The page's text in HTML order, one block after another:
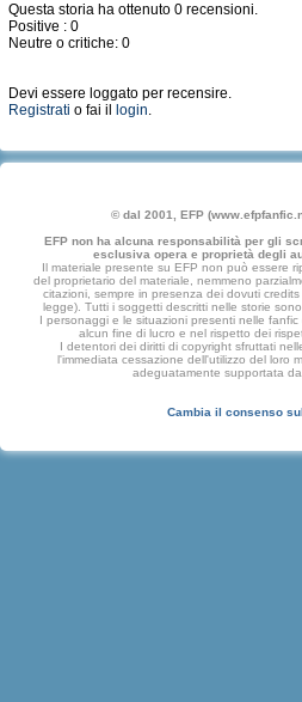
Questa storia ha ottenuto 0 recensioni.
Positive : 0
Neutre o critiche: 0
Devi essere loggato per recensire.
Registrati o fai il login.
© dal 2001, EFP
EFP non ha alcuna responsabilità per gli
esclusiva opera e proprietà degli
Il materiale presente su EFP non può essere
del proprietario del materiale, nemmeno
citazioni, sempre in presenza dei dovuti
legge). Tutti i soggetti descritti nelle storie
I personaggi e le situazioni presenti nelle
alcun fine di lucro e nel rispetto dei
I detentori dei diritti di copyright sfruttati
l'immediata cessazione dell'utilizzo del loro
adeguatamente supportata
Cambia il consenso